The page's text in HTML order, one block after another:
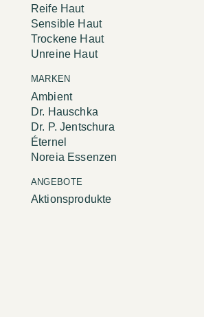
Reife Haut
Sensible Haut
Trockene Haut
Unreine Haut
MARKEN
Ambient
Dr. Hauschka
Dr. P. Jentschura
Éternel
Noreia Essenzen
ANGEBOTE
Aktionsprodukte